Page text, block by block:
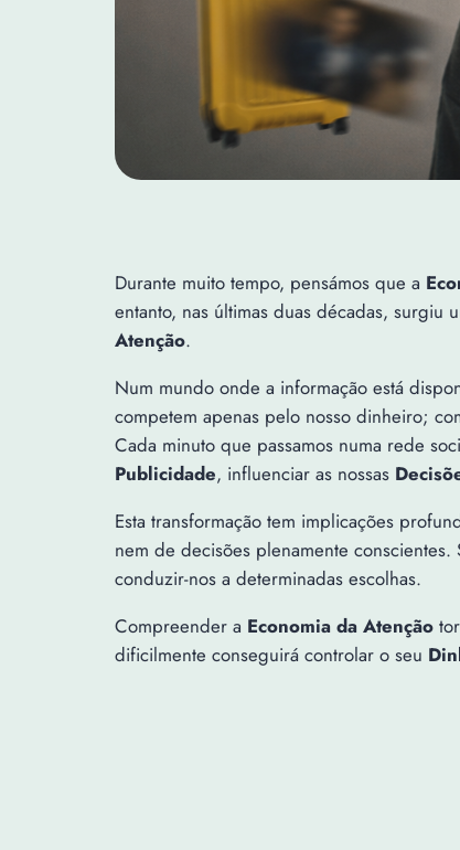
Durante muito tempo, pensámos que a
entanto, nas últimas duas décadas,
Atenção.
Num mundo onde a informação está
competem apenas pelo nosso dinheiro;
Cada minuto que passamos numa rede
Publicidade, influenciar as nossas
Esta transformação tem implicações
nem de decisões plenamente
conduzir-nos a determinadas escolhas.
Compreender a Economia da Atenção
dificilmente conseguirá controlar o seu